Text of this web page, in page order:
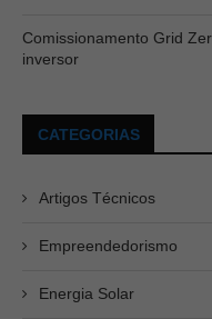
Comissionamento Grid
inversor
CATEGORIAS
Artigos Técnicos
Empreendedorismo
Energia Solar